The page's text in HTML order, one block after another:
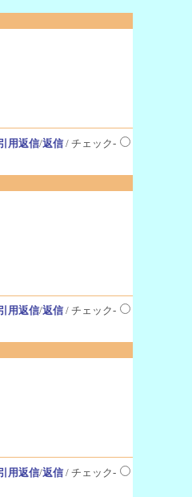
用返信/返信/ チェック-
用返信/返信/ チェック-
用返信/返信/ チェック-